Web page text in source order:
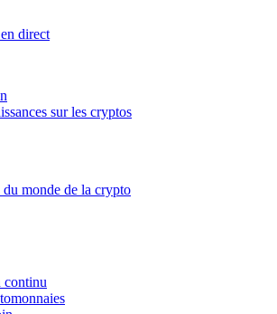
direct
sur les cryptos
monde de la crypto
continu